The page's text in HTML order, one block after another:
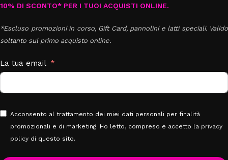
10% DI SCONTO* PER I TUOI ACQUISTI ONLINE.
*Escluso promozioni in corso, Gift Card, pannolini e latti speciali. Valido
soltanto sul primo acquisto online.
La tua email
Acconsento al trattamento dei miei dati personali per finalità
promozionali e di marketing. Ho letto, compreso e accetto la privacy
policy di questo sito.